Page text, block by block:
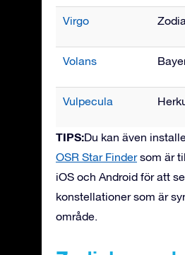
Virgo
Volans
Vulpecula
TIPS:Du kan även
OSR Star Findersom är
iOS och Android för att
konstellationer som är
område.